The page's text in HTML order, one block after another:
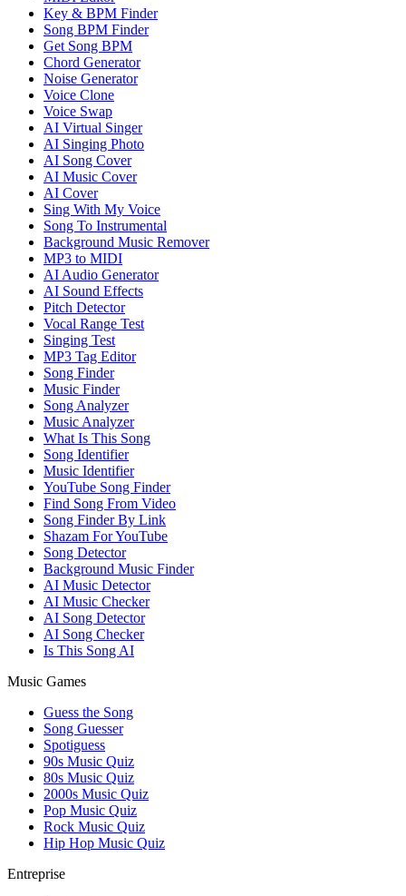
Key & BPM Finder
Song BPM Finder
Get Song BPM
Chord Generator
Noise Generator
Voice Clone
Voice Swap
AI Virtual Singer
AI Singing Photo
AI Song Cover
AI Music Cover
AI Cover
Sing With My Voice
Song To Instrumental
Background Music Remover
MP3 to MIDI
AI Audio Generator
AI Sound Effects
Pitch Detector
Vocal Range Test
Singing Test
MP3 Tag Editor
Song Finder
Music Finder
Song Analyzer
Music Analyzer
What Is This Song
Song Identifier
Music Identifier
YouTube Song Finder
Find Song From Video
Song Finder By Link
Shazam For YouTube
Song Detector
Background Music Finder
AI Music Detector
AI Music Checker
AI Song Detector
AI Song Checker
Is This Song AI
Music Games
Guess the Song
Song Guesser
Spotiguess
90s Music Quiz
80s Music Quiz
2000s Music Quiz
Pop Music Quiz
Rock Music Quiz
Hip Hop Music Quiz
Entreprise